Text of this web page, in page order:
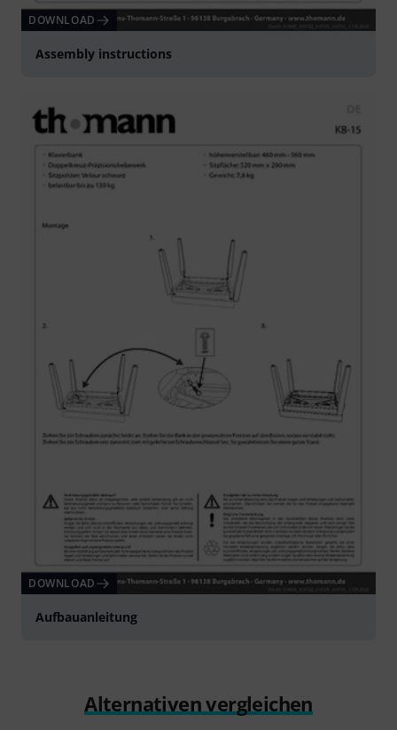
DOWNLOAD
Assembly instructions
DOWNLOAD
Aufbauanleitung
Alternativen vergleichen